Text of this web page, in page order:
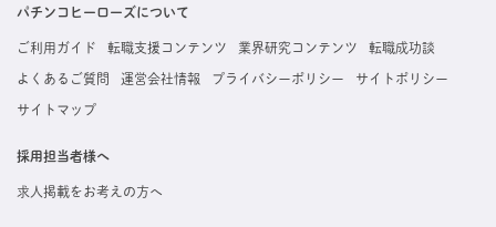
た内容はすぐに直接事業所に届くためスムーズに転職・復職できます。
パチンコヒーローズについて
ご利用ガイド 転職支援コンテンツ 業界研究コンテンツ 転職成功談
よくあるご質問 運営会社情報 プライバシーポリシー サイトポリシー
サイトマップ
採用担当者様へ
求人掲載をお考えの方へ